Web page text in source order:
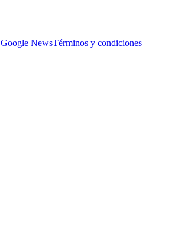
Google NewsTérminos y condiciones